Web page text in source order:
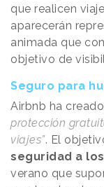
que realicen
aparecerán
animada que
objetivo de
Seguro para
Airbnb ha
protección
viajes”. El
seguridad a
verano que